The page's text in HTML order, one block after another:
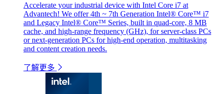
Accelerate your industrial device with Intel Core i7 at
Advantech! We offer 4th ~ 7th Generation Intel® Core™ i7
and Legacy Intel® Core™ Series, built in quad-core, 8 MB
cache, and high-range frequency (GHz), for server-class PCs
or next-generation PCs for high-end operation, multitasking
and content creation needs.
了解更多